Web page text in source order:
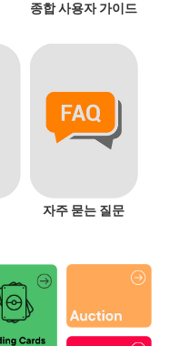
종합 사용자 가이드
자주 묻는 질문